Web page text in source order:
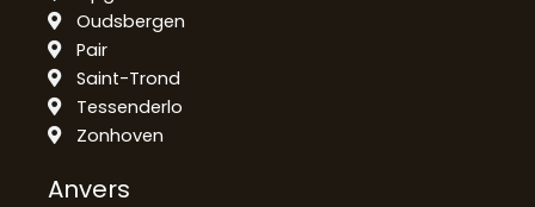
Oudsbergen
Pair
Saint-Trond
Tessenderlo
Zonhoven
Anvers